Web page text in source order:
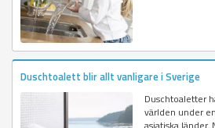
Duschtoalett blir allt vanligare i Sverige
Duschtoaletter
världen under